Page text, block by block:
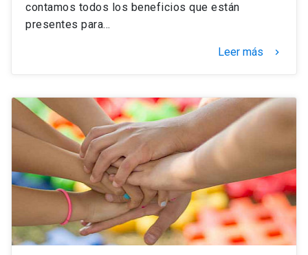
contamos todos los beneficios que están
presentes para…
Leer más keyboard_arrow_right